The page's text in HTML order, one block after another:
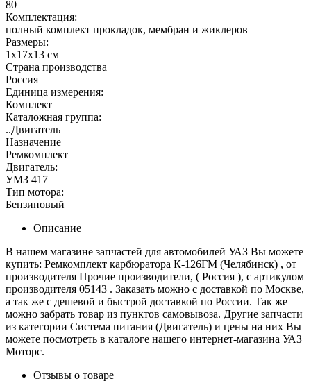
80
Комплектация:
полный комплект прокладок, мембран и жиклеров
Размеры:
1х17х13 см
Страна производства
Россия
Единица измерения:
Комплект
Каталожная группа:
..Двигатель
Назначение
Ремкомплект
Двигатель:
УМЗ 417
Тип мотора:
Бензиновый
Описание
В нашем магазине запчастей для автомобилей УАЗ Вы можете
купить: Ремкомплект карбюратора К-126ГМ (Челябинск) , от
производителя Прочие производители, ( Россия ), с артикулом
производителя 05143 . Заказать можно с доставкой по Москве,
а так же с дешевой и быстрой доставкой по России. Так же
можно забрать товар из пунктов самовывоза. Другие запчасти
из категории Система питания (Двигатель) и цены на них Вы
можете посмотреть в каталоге нашего интернет-магазина УАЗ
Моторс.
Отзывы о товаре